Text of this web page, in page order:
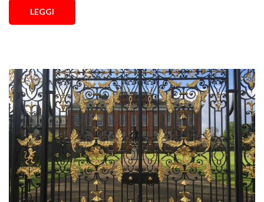
LEGGI